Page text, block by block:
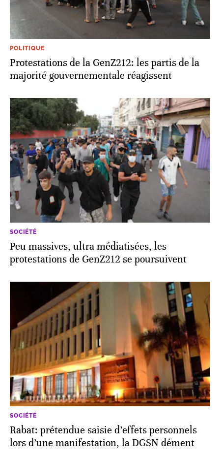
POLITIQUE
Protestations de la GenZ212: les partis de la
majorité gouvernementale réagissent
SOCIÉTÉ
Peu massives, ultra médiatisées, les
protestations de GenZ212 se poursuivent
SOCIÉTÉ
Rabat: prétendue saisie d’effets personnels
lors d’une manifestation, la DGSN dément